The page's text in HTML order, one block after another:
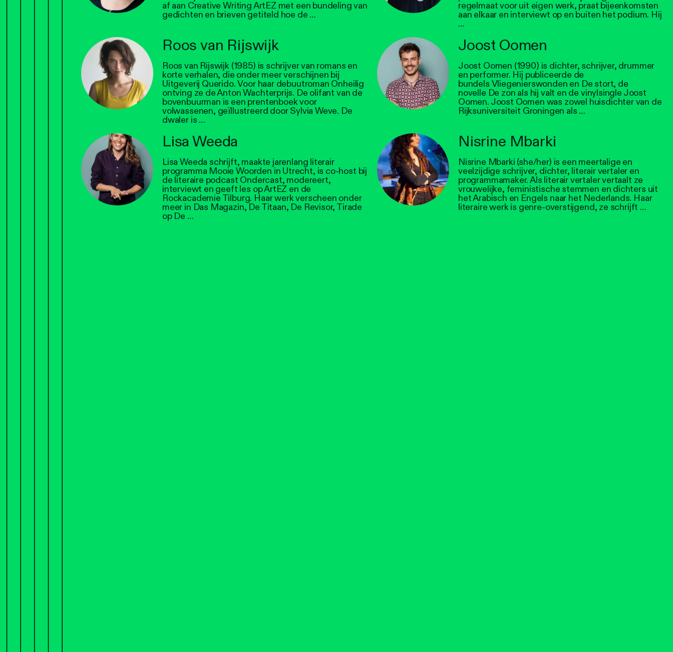
af aan Creative Writing ArtEZ met een bundeling van
gedichten en brieven getiteld hoe de …
regelmaat voor uit eigen werk, praat bijeenkomsten
aan elkaar en interviewt op en buiten het podium. Hij
…
Roos van Rijswijk
Roos van Rijswijk (1985) is schrijver van romans en
korte verhalen, die onder meer verschijnen bij
Uitgeverij Querido. Voor haar debuutroman Onheilig
ontving ze de Anton Wachterprijs. De olifant van de
bovenbuurman is een prentenboek voor
volwassenen, geïllustreerd door Sylvia Weve. De
dwaler is …
Joost Oomen
Joost Oomen (1990) is dichter, schrijver, drummer
en performer. Hij publiceerde de
bundels Vliegenierswonden en De stort, de
novelle De zon als hij valt en de vinylsingle Joost
Oomen. Joost Oomen was zowel huisdichter van de
Rijksuniversiteit Groningen als …
Lisa Weeda
Lisa Weeda schrijft, maakte jarenlang literair
programma Mooie Woorden in Utrecht, is co-host bij
de literaire podcast Ondercast, modereert,
interviewt en geeft les op ArtEZ en de
Rockacademie Tilburg. Haar werk verscheen onder
meer in Das Magazin, De Titaan, De Revisor, Tirade
op De …
Nisrine Mbarki
Nisrine Mbarki (she/her) is een meertalige en
veelzijdige schrijver, dichter, literair vertaler en
programmamaker. Als literair vertaler vertaalt ze
vrouwelijke, feministische stemmen en dichters uit
het Arabisch en Engels naar het Nederlands. Haar
literaire werk is genre-overstijgend, ze schrijft …